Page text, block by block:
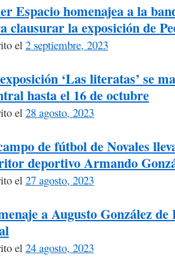
Espacio homenajea a la
clausurar la exposición de
el 2 septiembre, 2023
‘Las literatas’ se
hasta el 16 de octubre
el 28 agosto, 2023
de fútbol de Novales
deportivo Armando
el 27 agosto, 2023
a Augusto González
el 24 agosto, 2023